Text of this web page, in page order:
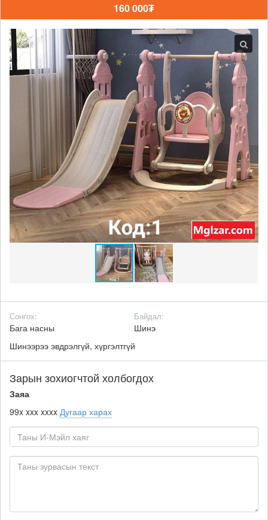
160 000₮
Сонгох:
Бага насны
Байдал:
Шинэ
Шинээрээ эвдрэлгүй, хүргэлтгүй
Зарын зохиогчтой холбогдох
Заяа
99x xxx xxxx Дугаар харах